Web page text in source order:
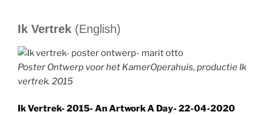
Ik Vertrek (English)
Poster Ontwerp voor het KamerOperahuis, productie Ik
vertrek. 2015
Ik Vertrek- 2015- An Artwork A Day- 22-04-2020